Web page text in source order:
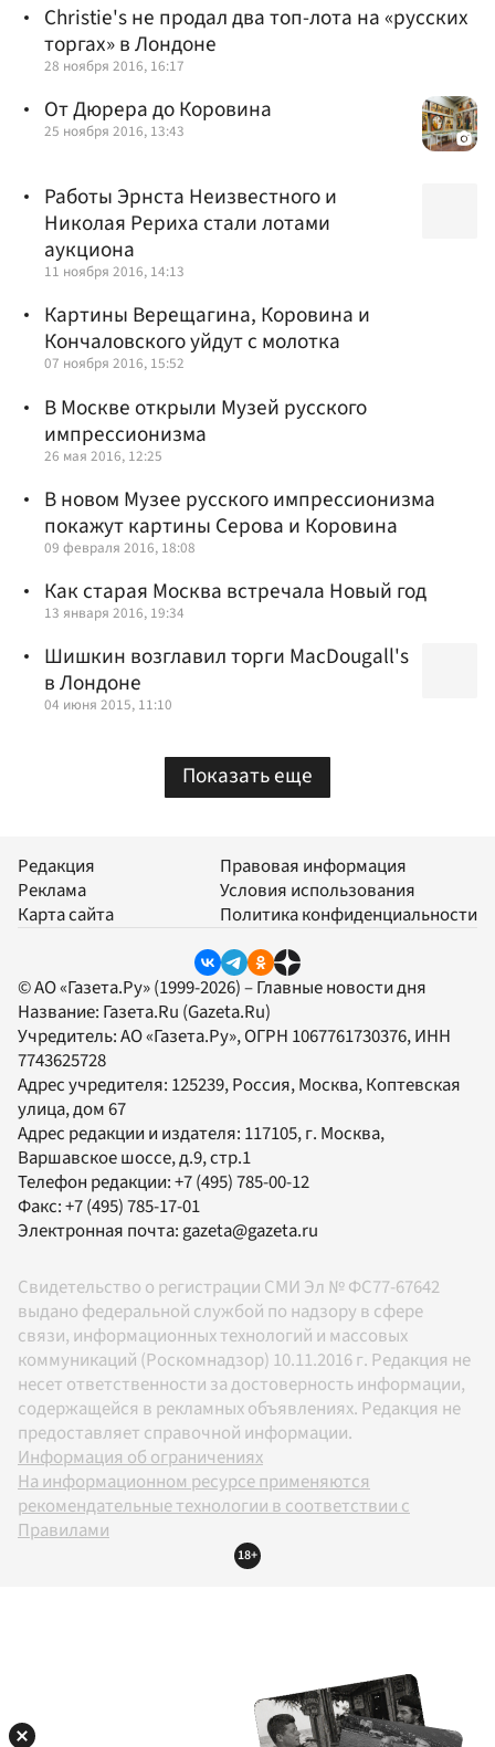
Christie's не продал два топ-лота на «русских
торгах» в Лондоне
28 ноября 2016, 16:17
От Дюрера до Коровина
25 ноября 2016, 13:43
Работы Эрнста Неизвестного и
Николая Рериха стали лотами
аукциона
11 ноября 2016, 14:13
Картины Верещагина, Коровина и
Кончаловского уйдут с молотка
07 ноября 2016, 15:52
В Москве открыли Музей русского
импрессионизма
26 мая 2016, 12:25
В новом Музее русского импрессионизма
покажут картины Серова и Коровина
09 февраля 2016, 18:08
Как старая Москва встречала Новый год
13 января 2016, 19:34
Шишкин возглавил торги MacDougall's
в Лондоне
04 июня 2015, 11:10
Показать еще
Редакция
Реклама
Карта сайта
Правовая информация
Условия использования
Политика конфиденциальности
© АО «Газета.Ру» (1999-2026) – Главные новости дня
Название: Газета.Ru (Gazeta.Ru)
Учредитель:АО «Газета.Ру», ОГРН 1067761730376, ИНН
7743625728
Адрес учредителя: 125239, Россия, Москва, Коптевская
улица, дом 67
Адрес редакции и издателя: 117105, г. Москва,
Варшавское шоссе, д.9, стр.1
Телефон редакции:+7 (495) 785-00-12
Факс:+7 (495) 785-17-01
Электронная почта:gazeta@gazeta.ru
Свидетельство о регистрации СМИ Эл № ФС77-67642
выдано федеральной службой по надзору в сфере
связи, информационных технологий и массовых
коммуникаций (Роскомнадзор) 10.11.2016 г. Редакция не
несет ответственности за достоверность информации,
содержащейся в рекламных объявлениях. Редакция не
предоставляет справочной информации.
Информация об ограничениях
На информационном ресурсе применяются
рекомендательные технологии в соответствии с
Правилами
18+